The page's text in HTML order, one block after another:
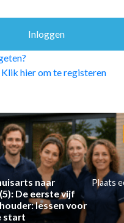
VAKHANDEL
hier om te registeren
naar
De eerste vijf
lessen voor
start
Plaats